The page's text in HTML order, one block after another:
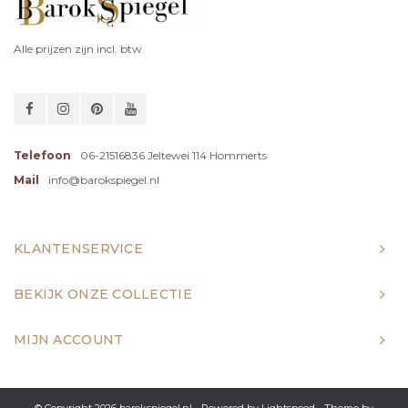
Alle prijzen zijn incl. btw
Telefoon
06-21516836 Jeltewei 114 Hommerts
Mail
info@barokspiegel.nl
KLANTENSERVICE
BEKIJK ONZE COLLECTIE
MIJN ACCOUNT